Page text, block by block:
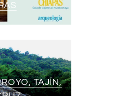
TAJÍN,